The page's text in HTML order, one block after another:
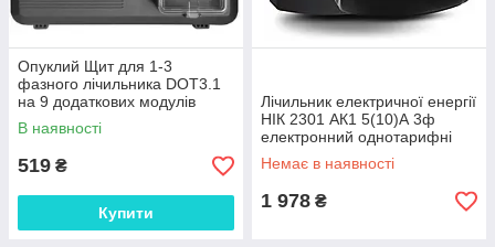
Опуклий Щит для 1-3
фазного лічильника DOT3.1
на 9 додаткових модулів
В наявності
519 ₴
Купити
Лічильник електричної енергії
НІК 2301 АК1 5(10)А 3ф
електронний однотарифні
Немає в наявності
1 978 ₴